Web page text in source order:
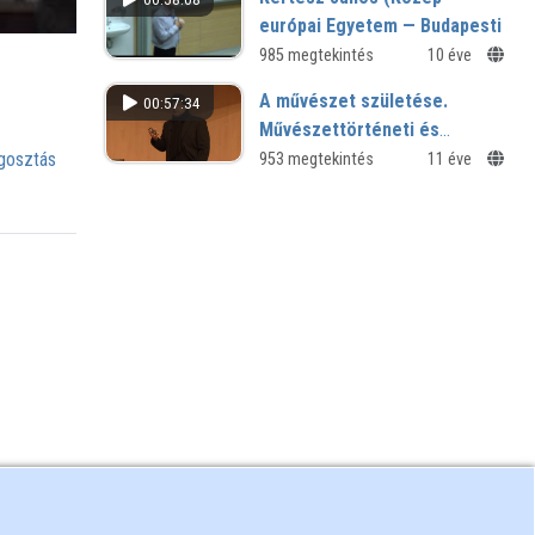
Tárában rejlő lehetőségekről
európai Egyetem — Budapesti
Műszaki és
Egyetem): Komplex társadalmi
jelenségek statisztikus
fizikája
985 megtekintés 10 éve
00:57:34
A művészet születése.
Művészettörténeti és
filozófiai bevezetés a
953 megtekintés 11 éve